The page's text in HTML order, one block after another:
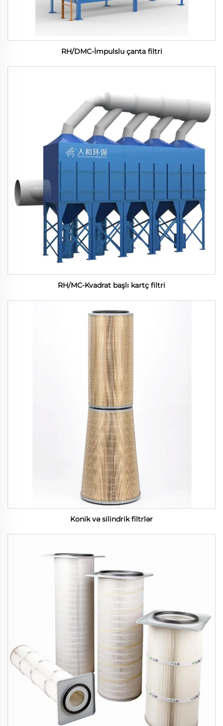
RH/DMC-İmpulslu çanta filtri
RH/MC-Kvadrat başlı kartç filtri
Konik və silindrik filtrlər